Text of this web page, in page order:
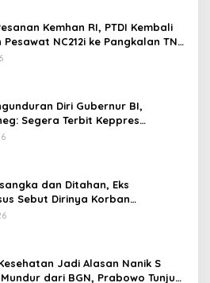
Kemhan RI, PTDI Kembali
Pesawat NC212i ke Pangkalan TNI
Diri Gubernur BI,
Segera Terbit Keppres
dengan Hormat
dan Ditahan, Eks
Sebut Dirinya Korban
Jadi Alasan Nanik S
dari BGN, Prabowo Tunjuk